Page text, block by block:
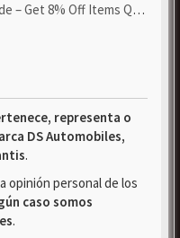
8% Off Items Quickly to Test ...
representa o
DS Automobiles,
.
opinión personal de los
caso somos
.